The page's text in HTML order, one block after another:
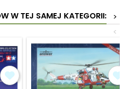
W TEJ SAMEJ KATEGORII:
>
<